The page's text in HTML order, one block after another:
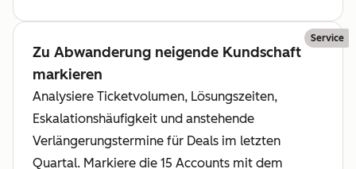
Service
Zu Abwanderung neigende Kundschaft
markieren
Analysiere Ticketvolumen, Lösungszeiten,
Eskalationshäufigkeit und anstehende
Verlängerungstermine für Deals im letzten
Quartal. Markiere die 15 Accounts mit dem